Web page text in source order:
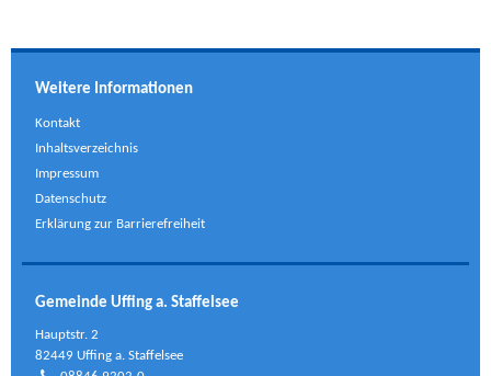
Weitere Informationen
Kontakt
Inhaltsverzeichnis
Impressum
Datenschutz
Erklärung zur Barrierefreiheit
Gemeinde Uffing a. Staffelsee
Hauptstr. 2
82449 Uffing a. Staffelsee